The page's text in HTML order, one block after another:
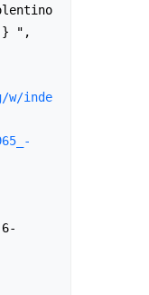
",
w/inde